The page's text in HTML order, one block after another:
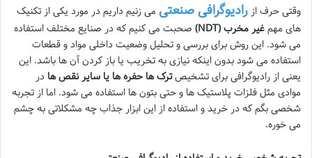
وقتی حرف از رادیوگرافی صنعتی می زنیم داریم در مورد یکی از تکنیک
های مهمغیر مخرب(NDT)
صحبت می کنیم که در صنایع مختلف استفاده
می شود. این روش برای بررسی و تحلیل وضعیت داخلی مواد و قطعات
استفاده می شود بدون اینکه نیازی به تخریب یا باز کردن آن ها باشد. این
یعنی از رادیوگرافی برای تشخیصترک ها حفره ها یا سایر نقص ها در
موادی مثل فلزات پلاستیک ها و حتی بتون ها استفاده می شود. اما از تجربه
شخصی بگم که در خرید و استفاده از این ابزار جذاب چه مشکلاتی به چشم
می خوره.